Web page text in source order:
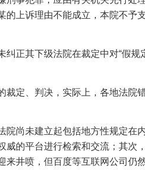
的上诉理由不能成立，本院不予
纠正其下级法院在裁定中对“假规
裁定、判决，实际上，各地法院
院尚未建立起包括地方性规定在
威的平台进行检索和交流；其次
来井喷，但百度等互联网公司仍